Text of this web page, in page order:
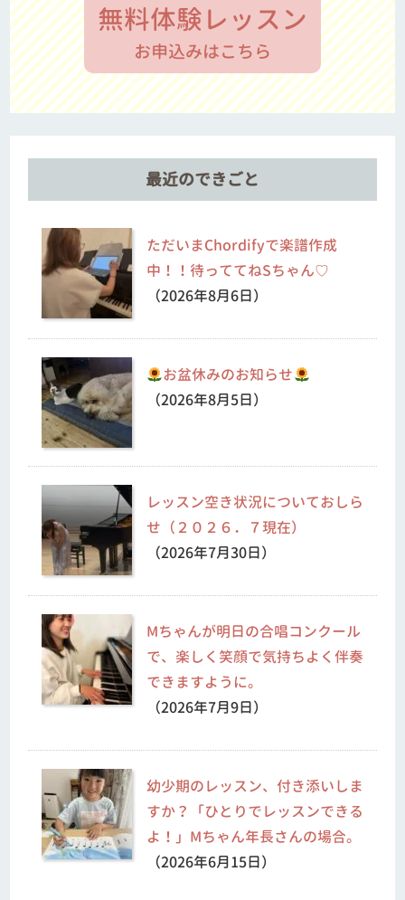
無料体験レッスン
お申込みはこちら
最近のできごと
ただいまChordifyで楽譜作成
中！！待っててねSちゃん♡
（2026年8月6日）
お盆休みのお知らせ
（2026年8月5日）
レッスン空き状況についておしら
せ（２０２６．７現在）
（2026年7月30日）
Mちゃんが明日の合唱コンクール
で、楽しく笑顔で気持ちよく伴奏
できますように。
（2026年7月9日）
幼少期のレッスン、付き添いしま
すか？「ひとりでレッスンできる
よ！」Mちゃん年長さんの場合。
（2026年6月15日）